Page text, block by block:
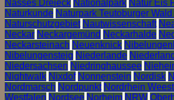
Nasses Dreieck Nationalpark Natur Eis
Naturkunde Naturpark Teutoburger
Naturschutzgebiet Nautwissenschaft
Neckar Neckargemünd Neckarhalde
Neckarsteinach Neuenknick
Nibelungensteig Niederlande
Niedersachsen Niedringhaussee
Nightwalk Nixdof Nonnenstein Nordisk
Nordmarsch Nordpunkt Nordrhein
Westfalen Nordsee Norheim NRW